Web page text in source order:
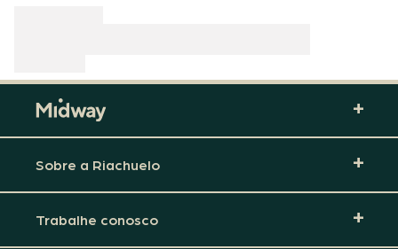
Sobre a Riachuelo
Trabalhe conosco